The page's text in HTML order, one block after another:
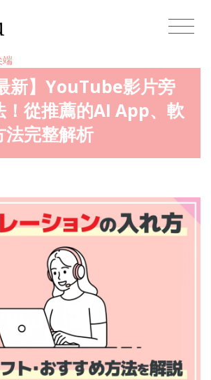
端
新】YouTube影片旁
！從推薦的AI App、軟
法完整解析